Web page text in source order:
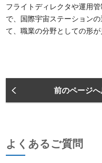
フライトディレクタや運用
で、国際宇宙ステーション
て、職業の分野としての形が
前のページ
よくあるご質問